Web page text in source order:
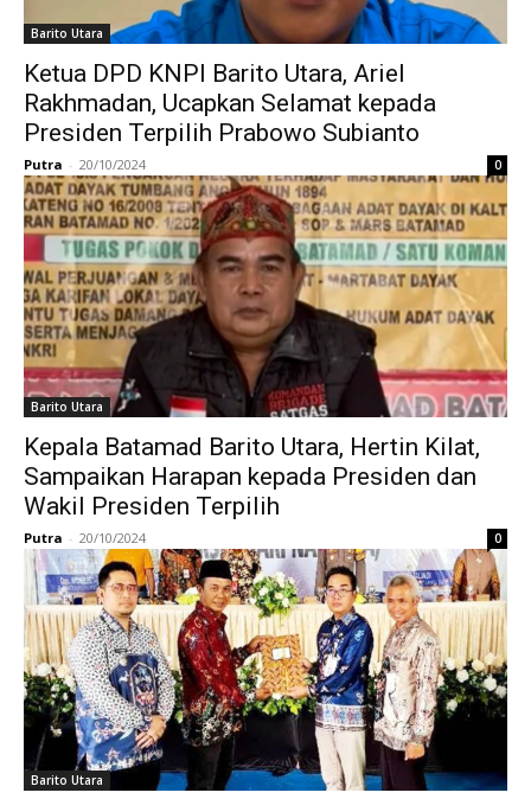
Barito Utara
Ketua DPD KNPI Barito Utara, Ariel
Rakhmadan, Ucapkan Selamat kepada
Presiden Terpilih Prabowo Subianto
Putra - 20/10/2024 0
Barito Utara
Kepala Batamad Barito Utara, Hertin Kilat,
Sampaikan Harapan kepada Presiden dan
Wakil Presiden Terpilih
Putra - 20/10/2024 0
Barito Utara